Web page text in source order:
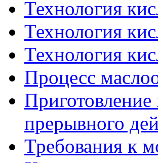
Технология
Технология
Технология
Процесс
Приготовление
прерывного
Требования к